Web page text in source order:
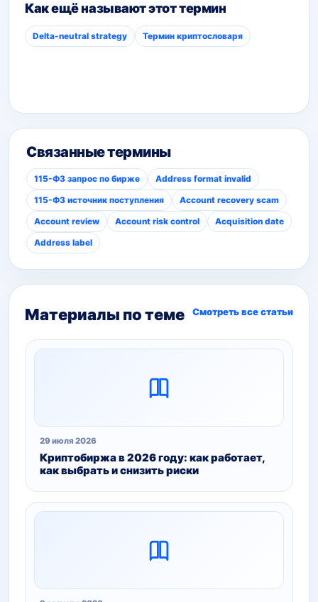
Как ещё называют этот термин
Delta-neutral strategy Термин криптословаря
Связанные термины
115-ФЗ запрос по бирже Address format invalid
115-ФЗ источник поступления Account recovery scam
Account review Account risk control Acquisition date
Address label
Материалы по теме Смотреть все статьи
29 июля 2026
Криптобиржа в 2026 году: как работает,
как выбрать и снизить риски